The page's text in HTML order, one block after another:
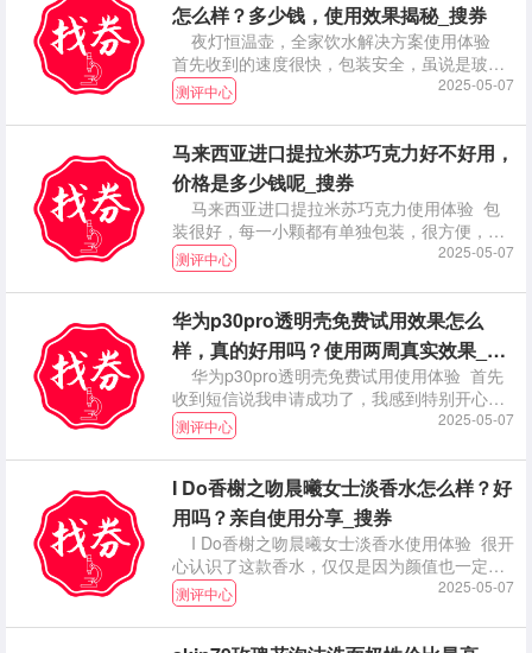
怎么样？多少钱，使用效果揭秘_搜券
夜灯恒温壶，全家饮水解决方案使用体验
首先收到的速度很快，包装安全，虽说是玻璃
杯但一点也无
测评中心 2025-05-07
马来西亚进口提拉米苏巧克力好不好用，
价格是多少钱呢_搜券
马来西亚进口提拉米苏巧克力使用体验 包
装很好，每一小颗都有单独包装，很方便，可
以放在包包里
测评中心 2025-05-07
华为p30pro透明壳免费试用效果怎么
样，真的好用吗？使用两周真实效果_搜
华为p30pro透明壳免费试用使用体验 首先
收到短信说我申请成功了，我感到特别开心，
因为我
测评中心 2025-05-07
I Do香榭之吻晨曦女士淡香水怎么样？好
用吗？亲自使用分享_搜券
I Do香榭之吻晨曦女士淡香水使用体验 很开
心认识了这款香水，仅仅是因为颜值也一定会
购入的
测评中心 2025-05-07